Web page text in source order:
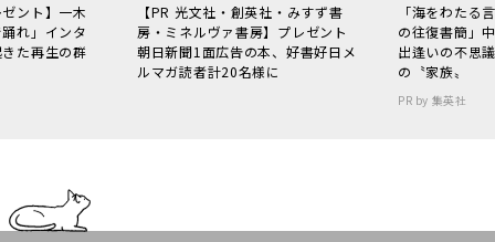
ント】一木
れ」インタ
た再生の群
【PR 光文社・創英社・みすず書
房・ミネルヴァ書房】プレゼント
朝日新聞1面広告の本、好書好日メ
ルマガ読者計20名様に
「海をわた
の往復書簡」
出逢いの不思
の〝家族〟
PR by 集英社